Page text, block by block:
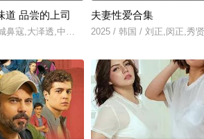
道 品尝的上司
鼻寇,大泽透,中山健二
夫妻性爱合集
2025 / 韩国 / 刘正,闵正,秀